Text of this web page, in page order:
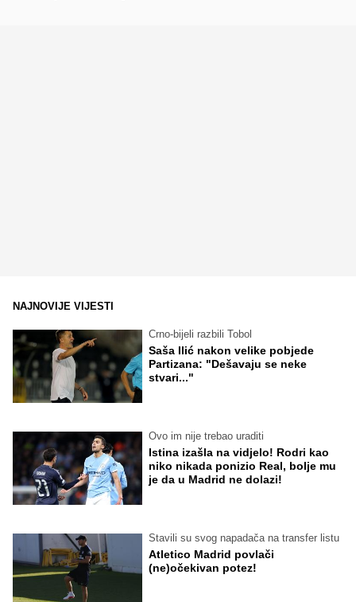
NAJNOVIJE VIJESTI
Crno-bijeli razbili Tobol
Saša Ilić nakon velike pobjede
Partizana: "Dešavaju se neke
stvari..."
Ovo im nije trebao uraditi
Istina izašla na vidjelo! Rodri kao
niko nikada ponizio Real, bolje mu
je da u Madrid ne dolazi!
Stavili su svog napadača na transfer listu
Atletico Madrid povlači
(ne)očekivan potez!